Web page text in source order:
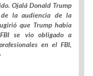
Ojalá Donald Trump
de la audiencia de la
que Trump había
se vio obligado a
en el FBI,